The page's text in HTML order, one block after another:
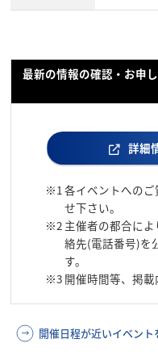
最新の情報の確認・お申
詳細
※1 各イベントへの
せ下さい。
※2 主催者の都合に
絡先(電話番号)を
す。
※3 開催時間等、掲載
開催日程が近いイベント